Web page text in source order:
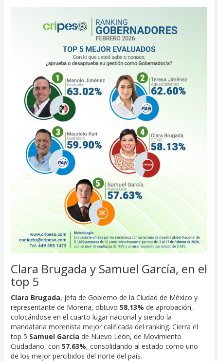
Clara Brugada y Samuel García, en el
top 5
Clara Brugada, jefa de Gobierno de la Ciudad de México y
representante de Morena, obtuvo 58.13% de aprobación,
colocándose en el cuarto lugar nacional y siendo la
mandataria morenista mejor calificada del ranking. Cierra el
top 5 Samuel García de Nuevo León, de Movimiento
Ciudadano, con 57.63%, consolidando al estado como uno
de los mejor percibidos del norte del país.